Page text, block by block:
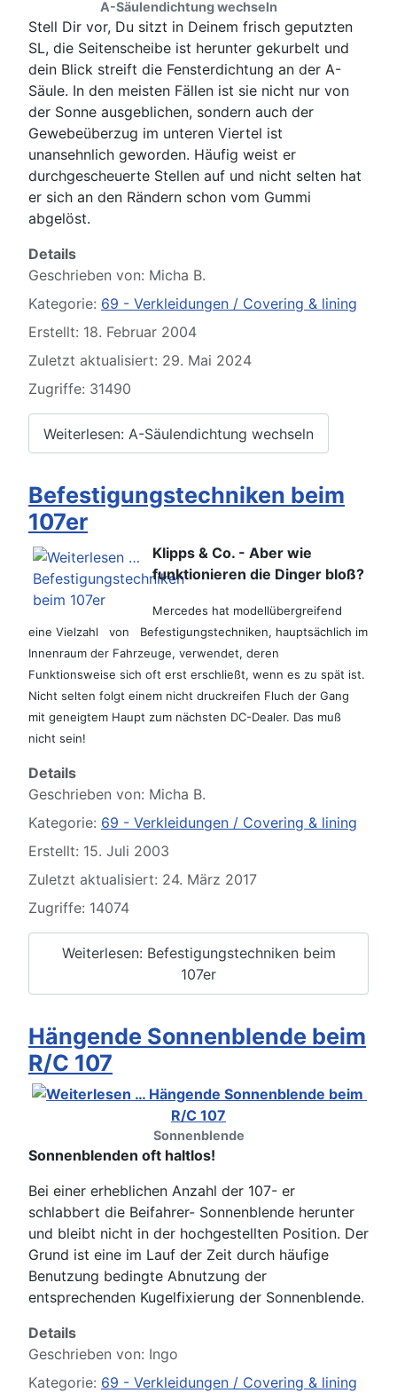
A-Säulendichtung wechseln
Stell Dir vor, Du sitzt in Deinem frisch geputzten
SL, die Seitenscheibe ist herunter gekurbelt und
dein Blick streift die Fensterdichtung an der A-
Säule. In den meisten Fällen ist sie nicht nur von
der Sonne ausgeblichen, sondern auch der
Gewebeüberzug im unteren Viertel ist
unansehnlich geworden. Häufig weist er
durchgescheuerte Stellen auf und nicht selten hat
er sich an den Rändern schon vom Gummi
abgelöst.
Details
Geschrieben von: Micha B.
Kategorie: 69 - Verkleidungen / Covering & lining
Erstellt: 18. Februar 2004
Zuletzt aktualisiert: 29. Mai 2024
Zugriffe: 31490
Weiterlesen: A-Säulendichtung wechseln
Befestigungstechniken beim
107er
Klipps & Co. - Aber wie
funktionieren die Dinger bloß?
Mercedes hat modellübergreifend
eine Vielzahl von Befestigungstechniken, hauptsächlich im
Innenraum der Fahrzeuge, verwendet, deren
Funktionsweise sich oft erst erschließt, wenn es zu spät ist.
Nicht selten folgt einem nicht druckreifen Fluch der Gang
mit geneigtem Haupt zum nächsten DC-Dealer. Das muß
nicht sein!
Details
Geschrieben von: Micha B.
Kategorie: 69 - Verkleidungen / Covering & lining
Erstellt: 15. Juli 2003
Zuletzt aktualisiert: 24. März 2017
Zugriffe: 14074
Weiterlesen: Befestigungstechniken beim
107er
Hängende Sonnenblende beim
R/C 107
Sonnenblende
Sonnenblenden oft haltlos!
Bei einer erheblichen Anzahl der 107- er
schlabbert die Beifahrer- Sonnenblende herunter
und bleibt nicht in der hochgestellten Position. Der
Grund ist eine im Lauf der Zeit durch häufige
Benutzung bedingte Abnutzung der
entsprechenden Kugelfixierung der Sonnenblende.
Details
Geschrieben von: Ingo
Kategorie: 69 - Verkleidungen / Covering & lining